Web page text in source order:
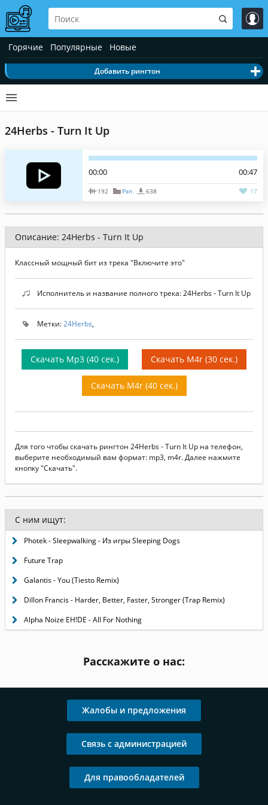
Горячие Популярные Новые
Добавить рингтон
24Herbs - Turn It Up
00:00 00:47
192 Рэп 638 17
Описание: 24Herbs - Turn It Up
Классный мощный бит из трека "Включите это"
Исполнитель и название полного трека: 24Herbs - Turn It Up
Метки:24Herbs,
Скачать Mp3 (40 сек.) Скачать M4r (30 сек.)
Скачать M4r (40 сек.)
Для того чтобы скачать рингтон 24Herbs - Turn It Up на телефон,
выберите необходимый вам формат: mp3, m4r. Далее нажмите
кнопку "Скачать".
С ним ищут:
Photek - Sleepwalking - Из игры Sleeping Dogs
Future Trap
Galantis - You (Tiesto Remix)
Dillon Francis - Harder, Better, Faster, Stronger (Trap Remix)
Alpha Noize EH!DE - All For Nothing
Расскажите о нас:
Жалобы и предложения
Связь с администрацией
Для правообладателей